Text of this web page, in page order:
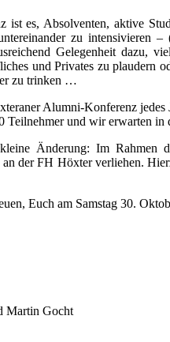
ist es, Absolventen, aktive
zu intensivieren
Gelegenheit dazu,
und Privates zu plaudern
zu trinken …
Alumni-Konferenz
Teilnehmer und wir erwarten in
Änderung: Im Rahmen
an der FH Höxter verliehen.
Euch am Samstag 30.
Martin Gocht